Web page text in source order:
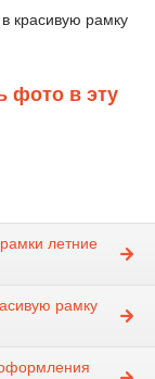
красивую рамку
фото в эту
летние
рамку